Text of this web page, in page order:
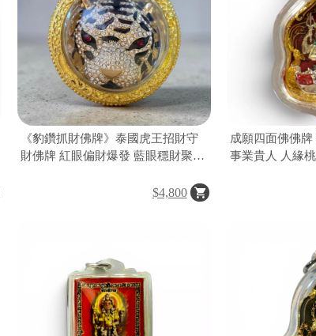
《豹鑽抓財佛牌》泰國虎王招財守
財佛牌 紅眼偏財爆發 藍眼穩財聚財
$4,800
成願四面佛佛
事業貴人 人緣